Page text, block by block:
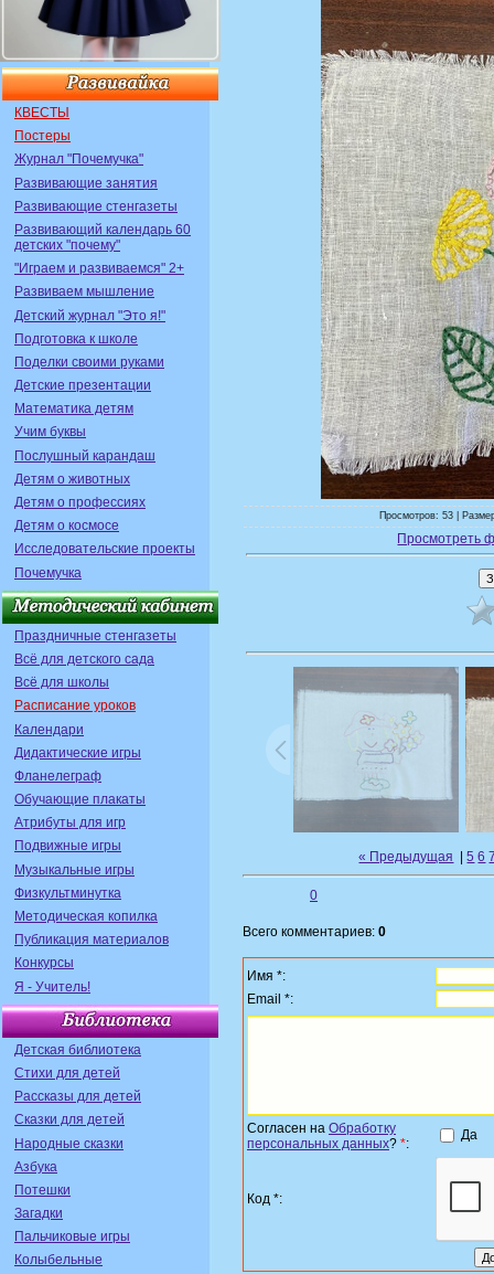
КВЕСТЫ
Постеры
Журнал "Почемучка"
Развивающие занятия
Развивающие стенгазеты
Развивающий календарь 60
детских "почему"
"Играем и развиваемся" 2+
Развиваем мышление
Детский журнал "Это я!"
Подготовка к школе
Поделки своими руками
Детские презентации
Математика детям
Учим буквы
Послушный карандаш
Детям о животных
Детям о профессиях
Детям о космосе
Исследовательские проекты
Почемучка
Праздничные стенгазеты
Всё для детского сада
Всё для школы
Расписание уроков
Календари
Дидактические игры
Фланелеграф
Обучающие плакаты
Атрибуты для игр
Подвижные игры
Музыкальные игры
Физкультминутка
Методическая копилка
Публикация материалов
Конкурсы
Я - Учитель!
Детская библиотека
Стихи для детей
Рассказы для детей
Сказки для детей
Народные сказки
Азбука
Потешки
Загадки
Пальчиковые игры
Колыбельные
Просмотров: 53 |
Просмотреть
« Предыдущая |5 6
0
Всего комментариев: 0
Имя *:
Email *:
Согласен на Обработку
персональных данных? *:
Да
Код *: